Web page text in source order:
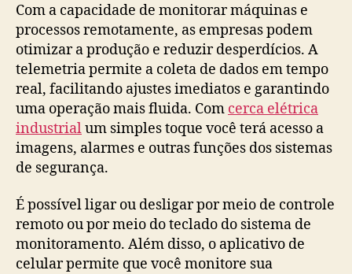
Com a capacidade de monitorar máquinas e
processos remotamente, as empresas podem
otimizar a produção e reduzir desperdícios. A
telemetria permite a coleta de dados em tempo
real, facilitando ajustes imediatos e garantindo
uma operação mais fluida. Com cerca elétrica
industrialum simples toque você terá acesso a
imagens, alarmes e outras funções dos sistemas
de segurança.
É possível ligar ou desligar por meio de controle
remoto ou por meio do teclado do sistema de
monitoramento. Além disso, o aplicativo de
celular permite que você monitore sua